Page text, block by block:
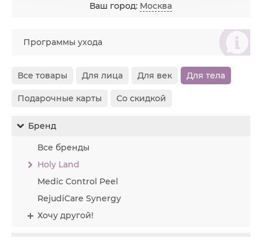
Ваш город: Москва
စ
Программы ухода
Все товары Для лица Для век Для тела
Подарочные карты Со скидкой
Бренд
Все бренды
Holy Land
Medic Control Peel
RejudiCare Synergy
Хочу другой!